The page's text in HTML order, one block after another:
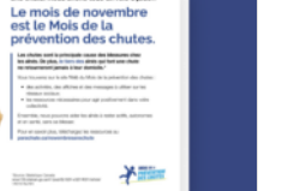
et de sensibilisation
de mouvement